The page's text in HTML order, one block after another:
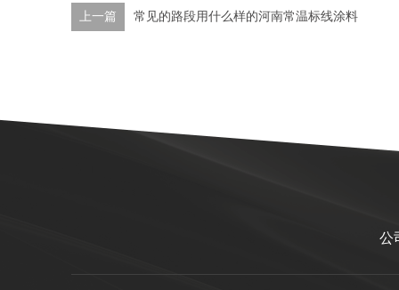
上一篇 常见的路段用什么样的河南常温标线涂料
公